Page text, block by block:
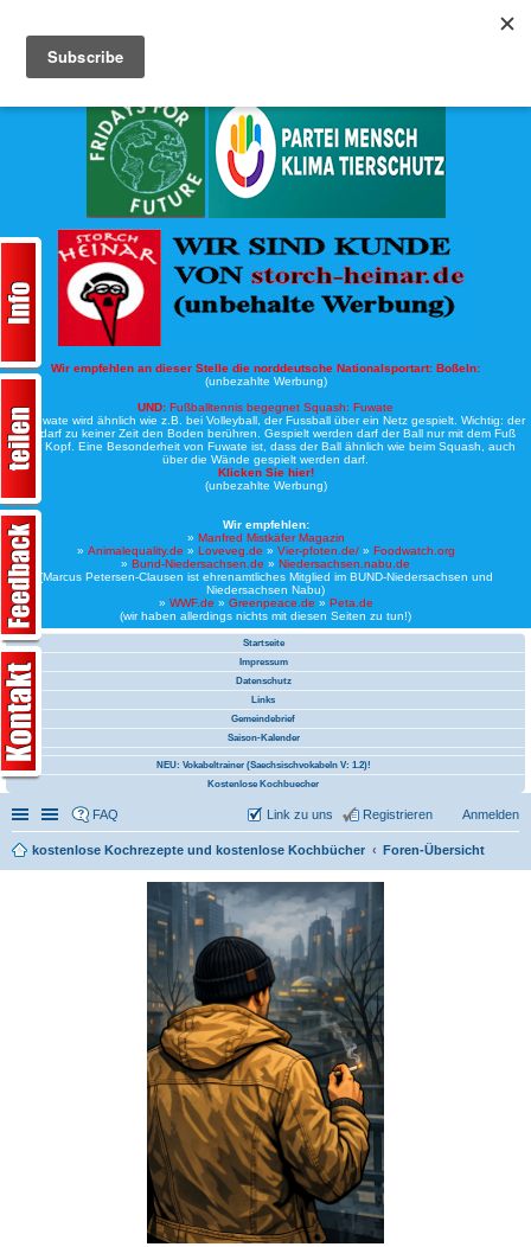
Wir empfehlen an dieser Stelle die norddeutsche Nationalsportart: Boßeln:
(unbezahlte Werbung)
UND: Fußballtennis begegnet Squash: Fuwate
Bei Fuwate wird ähnlich wie z.B. bei Volleyball, der Fussball über ein Netz gespielt. Wichtig: der
Ball darf zu keiner Zeit den Boden berühren. Gespielt werden darf der Ball nur mit dem Fuß
oder Kopf. Eine Besonderheit von Fuwate ist, dass der Ball ähnlich wie beim Squash, auch
über die Wände gespielt werden darf.
Klicken Sie hier!
(unbezahlte Werbung)
Wir empfehlen:
» Manfred Mistkäfer Magazin
» Animalequality.de » Loveveg.de » Vier-pfoten.de/» Foodwatch.org
» Bund-Niedersachsen.de » Niedersachsen.nabu.de
(Marcus Petersen-Clausen ist ehrenamtliches Mitglied im BUND-Niedersachsen und
Niedersachsen Nabu)
» WWF.de » Greenpeace.de » Peta.de
(wir haben allerdings nichts mit diesen Seiten zu tun!)
Startseite
Impressum
Datenschutz
Links
Gemeindebrief
Saison-Kalender
NEU: Vokabeltrainer (Saechsischvokabeln V: 1.2)!
Kostenlose Kochbuecher
Schnellzugriff
Linkliste
FAQ Anmelden
Registrieren
Link zu uns
kostenlose Kochrezepte und kostenlose Kochbücher Foren-Übersicht